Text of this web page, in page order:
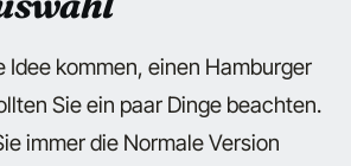
Idee kommen, einen Hamburger
Sie ein paar Dinge beachten.
immer die Normale Version